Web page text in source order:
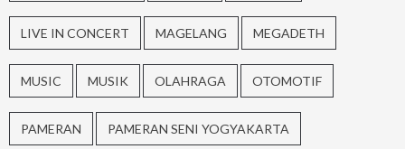
LIVE IN CONCERT MAGELANG MEGADETH
MUSIC MUSIK OLAHRAGA OTOMOTIF
PAMERAN PAMERAN SENI YOGYAKARTA